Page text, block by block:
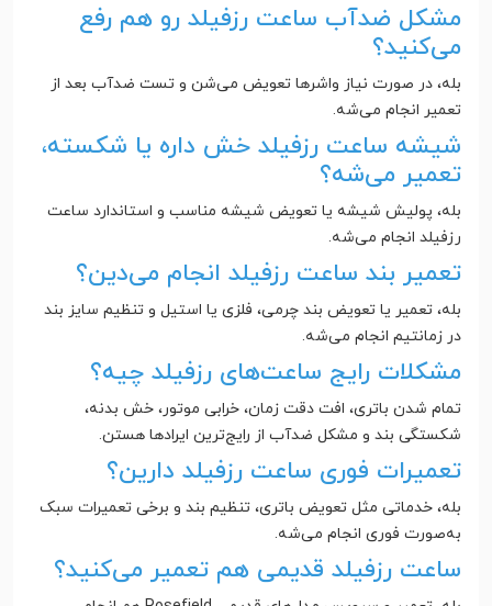
مشکل ضدآب ساعت رزفیلد رو هم رفع
می‌کنید؟
بله، در صورت نیاز واشرها تعویض می‌شن و تست ضدآب بعد از
تعمیر انجام می‌شه.
شیشه ساعت رزفیلد خش داره یا شکسته،
تعمیر می‌شه؟
بله، پولیش شیشه یا تعویض شیشه مناسب و استاندارد ساعت
رزفیلد انجام می‌شه.
تعمیر بند ساعت رزفیلد انجام می‌دین؟
بله، تعمیر یا تعویض بند چرمی، فلزی یا استیل و تنظیم سایز بند
در زمانتیم انجام می‌شه.
مشکلات رایج ساعت‌های رزفیلد چیه؟
تمام شدن باتری، افت دقت زمان، خرابی موتور، خش بدنه،
شکستگی بند و مشکل ضدآب از رایج‌ترین ایرادها هستن.
تعمیرات فوری ساعت رزفیلد دارین؟
بله، خدماتی مثل تعویض باتری، تنظیم بند و برخی تعمیرات سبک
به‌صورت فوری انجام می‌شه.
ساعت رزفیلد قدیمی هم تعمیر می‌کنید؟